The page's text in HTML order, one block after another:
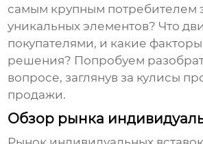
самым крупным потребителем
уникальных элементов? Что
покупателями, и какие
решения? Попробуем
вопросе, заглянув за кулисы
продажи.
Обзор рынка